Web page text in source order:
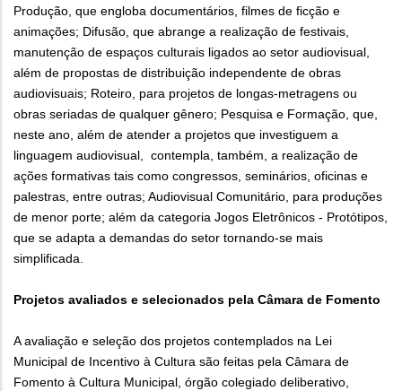
Produção, que engloba documentários, filmes de ficção e
animações; Difusão, que abrange a realização de festivais,
manutenção de espaços culturais ligados ao setor audiovisual,
além de propostas de distribuição independente de obras
audiovisuais; Roteiro, para projetos de longas-metragens ou
obras seriadas de qualquer gênero; Pesquisa e Formação, que,
neste ano, além de atender a projetos que investiguem a
linguagem audiovisual, contempla, também, a realização de
ações formativas tais como congressos, seminários, oficinas e
palestras, entre outras; Audiovisual Comunitário, para produções
de menor porte; além da categoria Jogos Eletrônicos - Protótipos,
que se adapta a demandas do setor tornando-se mais
simplificada.
Projetos avaliados e selecionados pela Câmara de Fomento
A avaliação e seleção dos projetos contemplados na Lei
Municipal de Incentivo à Cultura são feitas pela Câmara de
Fomento à Cultura Municipal, órgão colegiado deliberativo,